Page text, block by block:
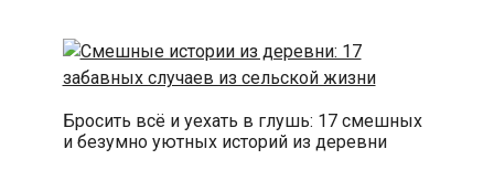
Бросить всё и уехать в глушь: 17 смешных
и безумно уютных историй из деревни